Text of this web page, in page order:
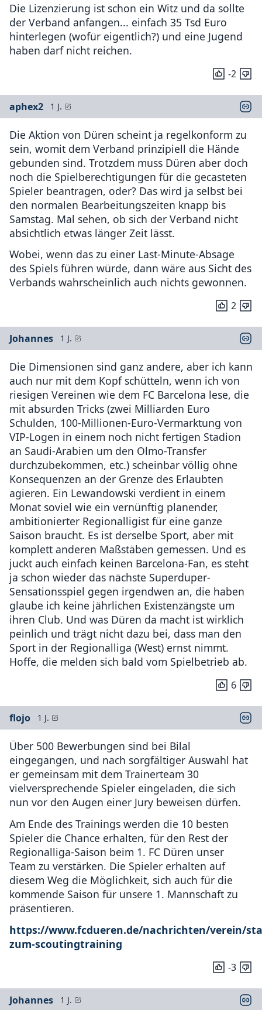
Die Lizenzierung ist schon ein Witz und da sollte
der Verband anfangen... einfach 35 Tsd Euro
hinterlegen (wofür eigentlich?) und eine Jugend
haben darf nicht reichen.
-2
aphex2 1 J.
Die Aktion von Düren scheint ja regelkonform zu
sein, womit dem Verband prinzipiell die Hände
gebunden sind. Trotzdem muss Düren aber doch
noch die Spielberechtigungen für die gecasteten
Spieler beantragen, oder? Das wird ja selbst bei
den normalen Bearbeitungszeiten knapp bis
Samstag. Mal sehen, ob sich der Verband nicht
absichtlich etwas länger Zeit lässt.
Wobei, wenn das zu einer Last-Minute-Absage
des Spiels führen würde, dann wäre aus Sicht des
Verbands wahrscheinlich auch nichts gewonnen.
2
Johannes 1 J.
Die Dimensionen sind ganz andere, aber ich kann
auch nur mit dem Kopf schütteln, wenn ich von
riesigen Vereinen wie dem FC Barcelona lese, die
mit absurden Tricks (zwei Milliarden Euro
Schulden, 100-Millionen-Euro-Vermarktung von
VIP-Logen in einem noch nicht fertigen Stadion
an Saudi-Arabien um den Olmo-Transfer
durchzubekommen, etc.) scheinbar völlig ohne
Konsequenzen an der Grenze des Erlaubten
agieren. Ein Lewandowski verdient in einem
Monat soviel wie ein vernünftig planender,
ambitionierter Regionalligist für eine ganze
Saison braucht. Es ist derselbe Sport, aber mit
komplett anderen Maßstäben gemessen. Und es
juckt auch einfach keinen Barcelona-Fan, es steht
ja schon wieder das nächste Superduper-
Sensationsspiel gegen irgendwen an, die haben
glaube ich keine jährlichen Existenzängste um
ihren Club. Und was Düren da macht ist wirklich
peinlich und trägt nicht dazu bei, dass man den
Sport in der Regionalliga (West) ernst nimmt.
Hoffe, die melden sich bald vom Spielbetrieb ab.
6
flojo 1 J.
Über 500 Bewerbungen sind bei Bilal
eingegangen, und nach sorgfältiger Auswahl hat
er gemeinsam mit dem Trainerteam 30
vielversprechende Spieler eingeladen, die sich
nun vor den Augen einer Jury beweisen dürfen.
Am Ende des Trainings werden die 10 besten
Spieler die Chance erhalten, für den Rest der
Regionalliga-Saison beim 1. FC Düren unser
Team zu verstärken. Die Spieler erhalten auf
diesem Weg die Möglichkeit, sich auch für die
kommende Saison für unsere 1. Mannschaft zu
präsentieren.
https://www.fcdueren.de/nachrichten/verein/
zum-scoutingtraining
-3
Johannes 1 J.